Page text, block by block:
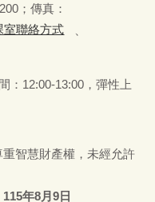
；傳真：
室聯絡方式
：12:00-13:00， 彈性上
智慧財產權，未經允許
115年8月9日